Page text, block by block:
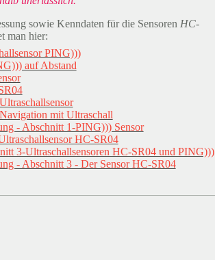
sowie Kenndaten für die Sensoren HC-
man hier:
PING)))
auf Abstand
mit Ultraschall
- Abschnitt 1-PING))) Sensor
HC-SR04
3-Ultraschallsensoren HC-SR04 und PING)))
- Abschnitt 3 - Der Sensor HC-SR04